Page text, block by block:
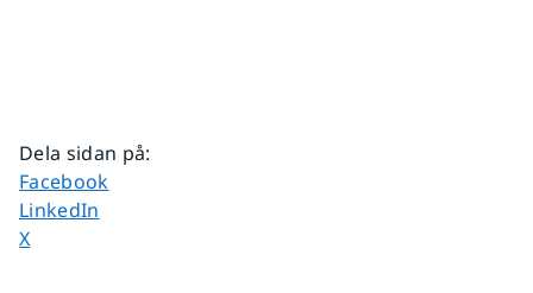
Dela sidan på:
Dela sidan på
Facebook
Dela sidan på
LinkedIn
Dela sidan på
X